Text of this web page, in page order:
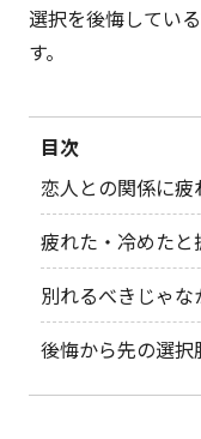
選択を後悔してい
す。
目次
恋人との関係に
疲れた・冷めた
別れるべきじゃ
後悔から先の選